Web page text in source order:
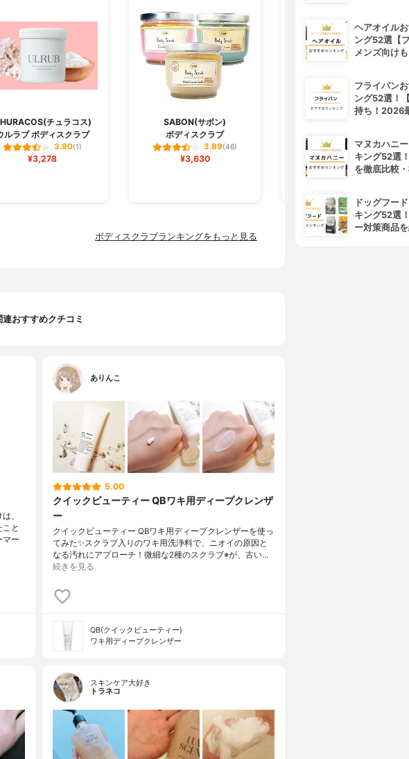
チュラコス)
ルラブ ボディスクラブ
3.90(1)
¥3,278
SABON(サボン)
ボディスクラブ
3.89(46)
¥3,630
3.82(4)
¥2,200
ボディスクラブランキングをもっと見る
連おすすめクチコミ
、
と
マー
ありんこ
5.00
クイックビューティー QBワキ用ディープクレンザ
ー
クイックビューティー QBワキ用ディープクレンザーを使っ
てみた✨スクラブ入りのワキ用洗浄料で、ニオイの原因と
なる汚れにアプローチ！微細な2種のスクラブ※が、古い…
続きを見る
QB(クイックビューティー)
ワキ用ディープクレンザー
スキンケア大好き
トラネコ
ヘアオイル
ング52選【
メンズ向けも
フライパン
ング52選！
持ち！2026
マヌカハニ
キング52選
を徹底比較
ドッグフー
キング52選
ー対策商品